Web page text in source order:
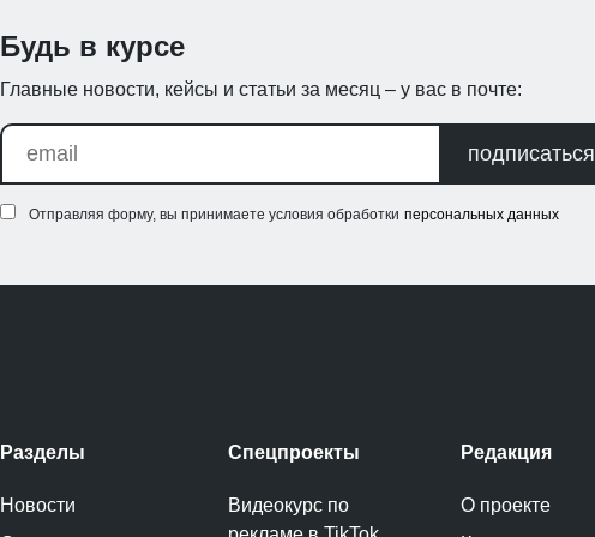
Будь в курсе
Главные новости, кейсы и статьи за месяц – у вас в почте:
подписаться
Отправляя форму, вы принимаете условия обработки персональных данных
Разделы
Новости
Спецпроекты
Видеокурс по
Редакция
О проекте